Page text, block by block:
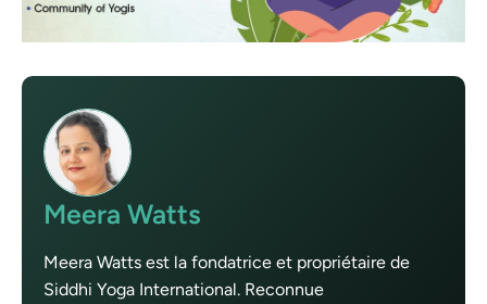
Meera Watts
Meera Watts est la fondatrice et propriétaire de
Siddhi Yoga International. Reconnue